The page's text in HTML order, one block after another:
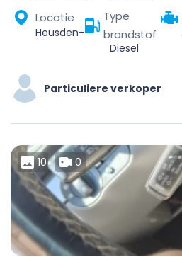
Locatie
Heusden-Zolder, Hasselt, Limburg, Vlaanderen, 3550, België
Type
brandstof
Diesel
Particuliere verkoper
10 0